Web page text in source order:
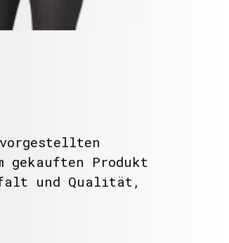
gekauften Produkt
und Qualität,